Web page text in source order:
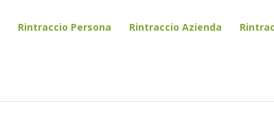
Rintraccio Persona Rintraccio Azienda